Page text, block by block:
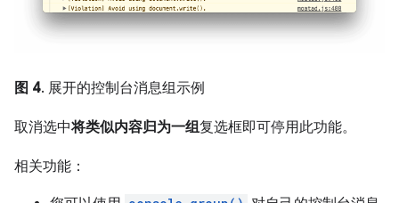
图 4. 展开的控制台消息组示例
取消选中将类似内容归为一组复选框即可停用此功能。
相关功能：